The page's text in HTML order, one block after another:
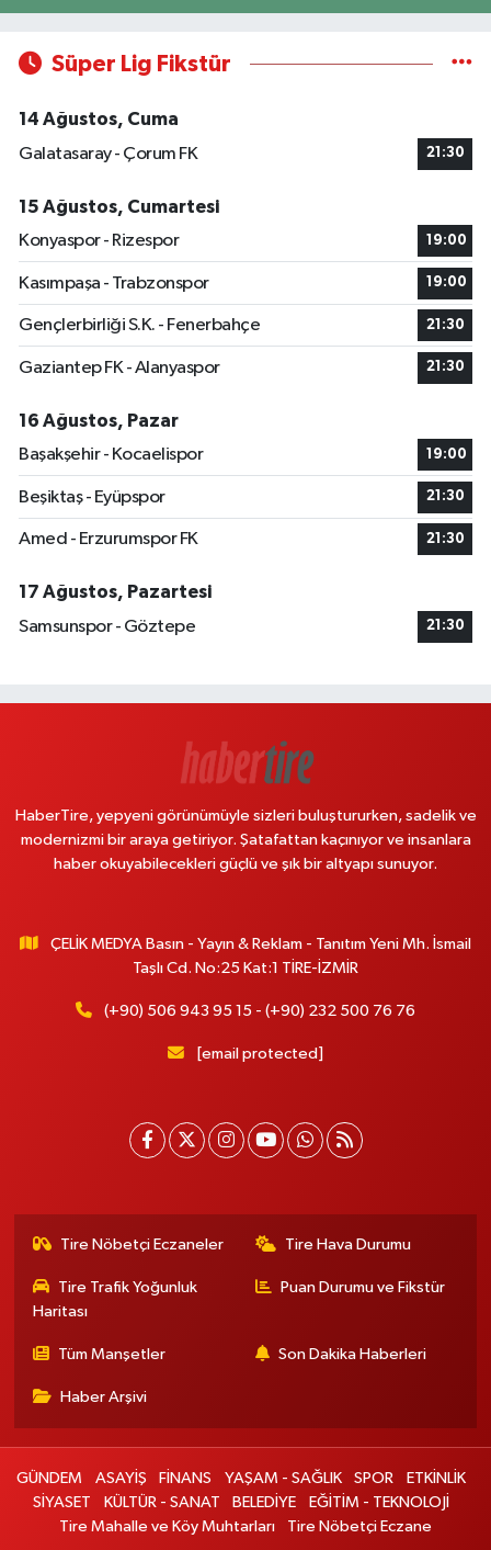
Süper Lig Fikstür
14 Ağustos, Cuma
Galatasaray - Çorum FK
21:30
15 Ağustos, Cumartesi
Konyaspor - Rizespor
19:00
Kasımpaşa - Trabzonspor 19:00
Gençlerbirliği S.K. - Fenerbahçe 21:30
Gaziantep FK - Alanyaspor 21:30
16 Ağustos, Pazar
Başakşehir - Kocaelispor
19:00
Beşiktaş - Eyüpspor 21:30
Amed - Erzurumspor FK 21:30
17 Ağustos, Pazartesi
Samsunspor - Göztepe
21:30
HaberTire, yepyeni görünümüyle sizleri buluştururken, sadelik ve
modernizmi bir araya getiriyor. Şatafattan kaçınıyor ve insanlara
haber okuyabilecekleri güçlü ve şık bir altyapı sunuyor.
ÇELİK MEDYA Basın - Yayın & Reklam - Tanıtım Yeni Mh. İsmail
Taşlı Cd. No:25 Kat:1 TİRE-İZMİR
(+90) 506 943 95 15 - (+90) 232 500 76 76
[email protected]
Tire Nöbetçi Eczaneler Tire Hava Durumu
Tire Trafik Yoğunluk
Haritası
Puan Durumu ve Fikstür
Tüm Manşetler Son Dakika Haberleri
Haber Arşivi
GÜNDEM ASAYİŞ FİNANS YAŞAM - SAĞLIK SPOR
ETKİNLİK
SİYASET
KÜLTÜR - SANAT BELEDİYE
EĞİTİM - TEKNOLOJİ
Tire Mahalle ve Köy Muhtarları
Tire Nöbetçi Eczane